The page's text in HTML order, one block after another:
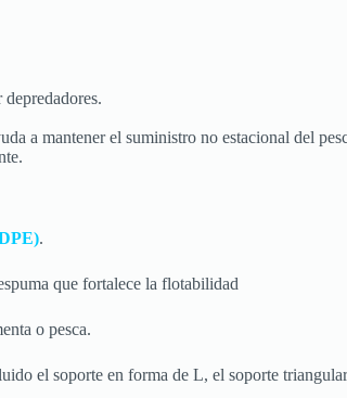
a mantener el suministro no estacional del
.
que fortalece la flotabilidad
o pesca.
el soporte en forma de L, el soporte